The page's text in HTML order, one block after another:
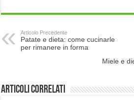
Articolo Precedente
Patate e dieta: come cucinarle
per rimanere in forma
Miele e
Articoli correlati